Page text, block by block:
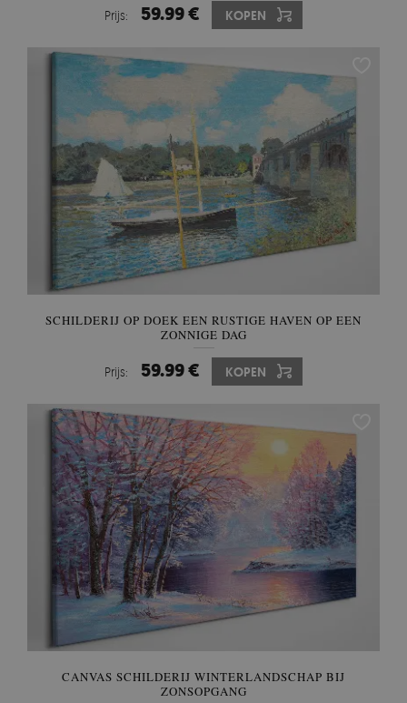
Prijs: 59.99 € KOPEN
SCHILDERIJ OP DOEK EEN RUSTIGE HAVEN OP EEN
ZONNIGE DAG
Prijs: 59.99 € KOPEN
CANVAS SCHILDERIJ WINTERLANDSCHAP BIJ
ZONSOPGANG